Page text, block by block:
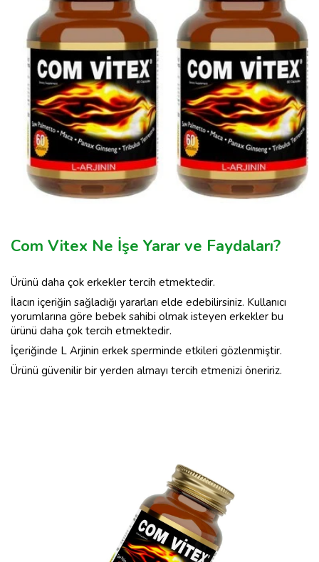
Com Vitex Ne İşe Yarar ve Faydaları?
Ürünü daha çok erkekler tercih etmektedir.
İlacın içeriğin sağladığı yararları elde edebilirsiniz. Kullanıcı
yorumlarına göre bebek sahibi olmak isteyen erkekler bu
ürünü daha çok tercih etmektedir.
İçeriğinde L Arjinin erkek sperminde etkileri gözlenmiştir.
Ürünü güvenilir bir yerden almayı tercih etmenizi öneririz.